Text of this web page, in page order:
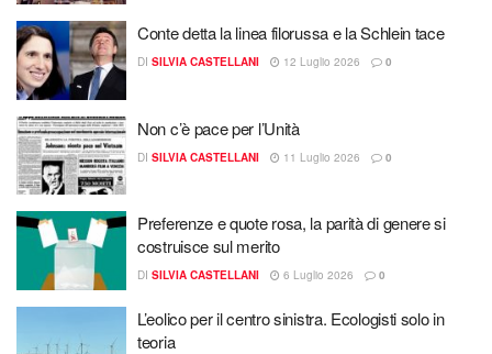
Conte detta la linea filorussa e la Schlein tace
DI SILVIA CASTELLANI 12 Luglio 2026 0
Non c’è pace per l’Unità ​
DI SILVIA CASTELLANI 11 Luglio 2026 0
Preferenze e quote rosa, la parità di genere si
costruisce sul merito
DI SILVIA CASTELLANI 6 Luglio 2026 0
L’eolico per il centro sinistra. Ecologisti solo in
teoria